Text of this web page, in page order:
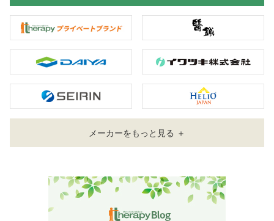
メーカーをもっと見る ＋